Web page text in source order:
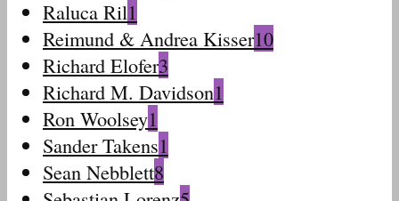
Raluca Ril1
Reimund & Andrea Kisser10
Richard Elofer3
Richard M. Davidson1
Ron Woolsey1
Sander Takens1
Sean Nebblett8